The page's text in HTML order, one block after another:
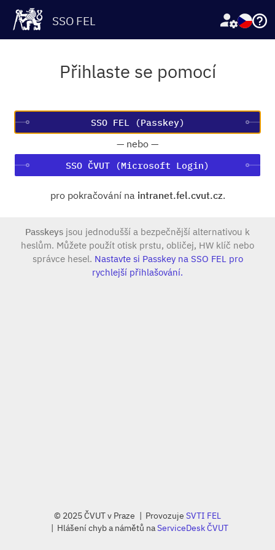
SSO FEL
Přihlaste se pomocí
— nebo —
SSO ČVUT (Microsoft Login)
pro pokračování na intranet.fel.cvut.cz.
Passkeys jsou jednodušší a bezpečnější alternativou k
heslům. Můžete použít otisk prstu, obličej, HW klíč nebo
správce hesel. Nastavte si Passkey na SSO FEL pro
rychlejší přihlašování.
© 2025 ČVUT v Praze ProvozujeSVTI FEL
Hlášení chyb a námětů naServiceDesk ČVUT